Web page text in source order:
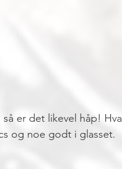
er det likevel håp! Hva
og noe godt i glasset.